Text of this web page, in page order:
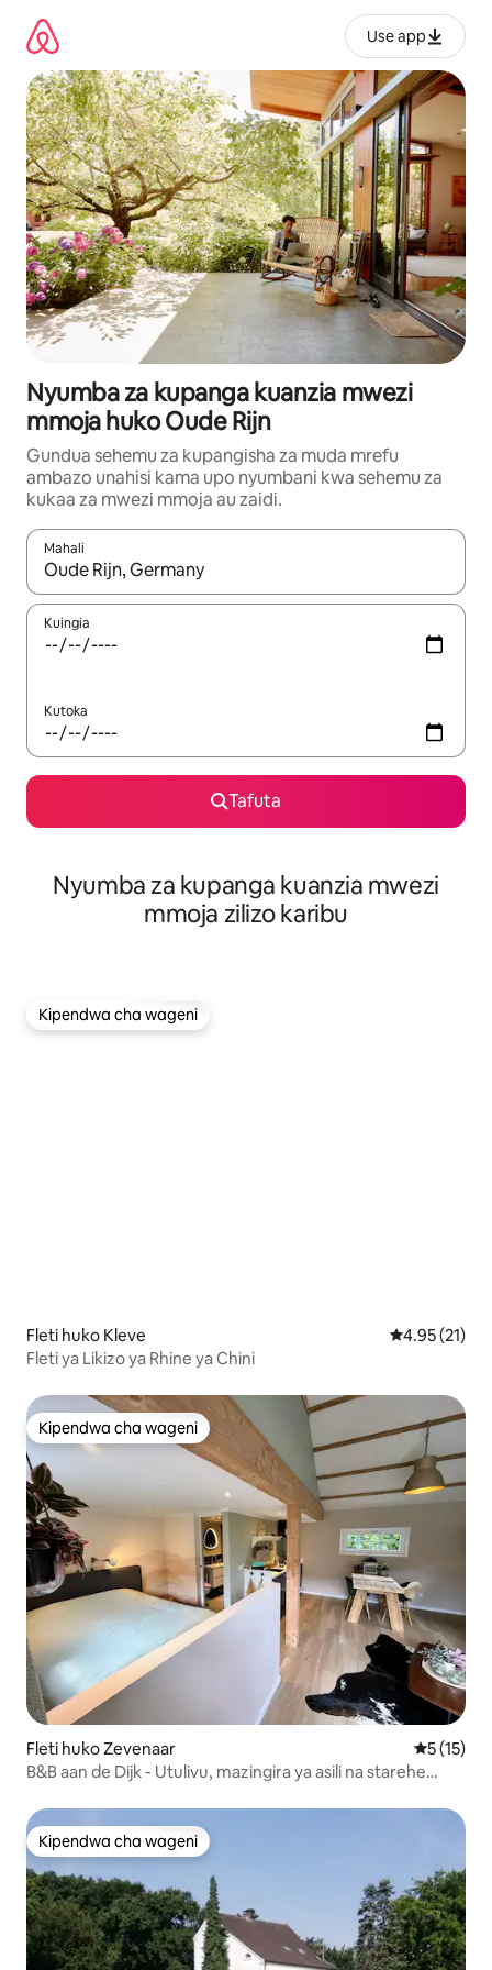
kwenda
kwenye
maudhui
Use app
Nyumba za kupanga kuanzia mwezi
mmoja huko Oude Rijn
Gundua sehemu za kupangisha za muda mrefu
ambazo unahisi kama upo nyumbani kwa sehemu za
kukaa za mwezi mmoja au zaidi.
Mahali
Wakati matokeo yanapatikana, vinjari kwa kutumia vitufe vya
Kuingia
Kutoka
Tafuta
Nyumba za kupanga kuanzia mwezi
mmoja zilizo karibu
Kipendwa cha wageni
Kipendwa cha wageni
Fleti huko Kleve Ukadiriaji wa
4.95 (21)
Fleti ya Likizo ya Rhine ya Chini
Kipendwa cha wageni
Kipendwa cha wageni
Fleti huko Zevenaar Ukadiriaji
5 (15)
B&B aan de Dijk - Utulivu, mazingira ya asili na starehe
Kipendwa cha wageni
Kipendwa cha wageni